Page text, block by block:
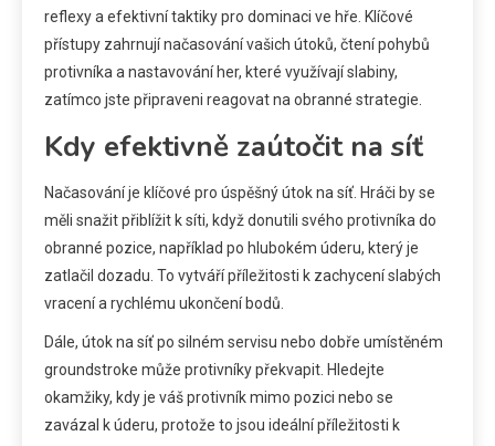
reflexy a efektivní taktiky pro dominaci ve hře. Klíčové
přístupy zahrnují načasování vašich útoků, čtení pohybů
protivníka a nastavování her, které využívají slabiny,
zatímco jste připraveni reagovat na obranné strategie.
Kdy efektivně zaútočit na síť
Načasování je klíčové pro úspěšný útok na síť. Hráči by se
měli snažit přiblížit k síti, když donutili svého protivníka do
obranné pozice, například po hlubokém úderu, který je
zatlačil dozadu. To vytváří příležitosti k zachycení slabých
vracení a rychlému ukončení bodů.
Dále, útok na síť po silném servisu nebo dobře umístěném
groundstroke může protivníky překvapit. Hledejte
okamžiky, kdy je váš protivník mimo pozici nebo se
zavázal k úderu, protože to jsou ideální příležitosti k